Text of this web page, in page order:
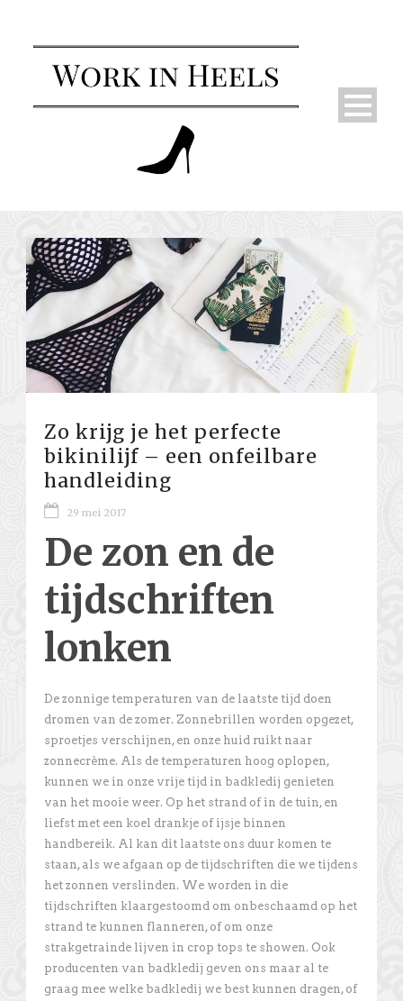
Zo krijg je het perfecte
bikinilijf – een onfeilbare
handleiding
29 mei 2017
De zon en de
tijdschriften
lonken
De zonnige temperaturen van de laatste tijd doen
dromen van de zomer. Zonnebrillen worden opgezet,
sproetjes verschijnen, en onze huid ruikt naar
zonnecrème. Als de temperaturen hoog oplopen,
kunnen we in onze vrije tijd in badkledij genieten
van het mooie weer. Op het strand of in de tuin, en
liefst met een koel drankje of ijsje binnen
handbereik. Al kan dit laatste ons duur komen te
staan, als we afgaan op de tijdschriften die we tijdens
het zonnen verslinden. We worden in die
tijdschriften klaargestoomd om onbeschaamd op het
strand te kunnen flanneren, of om onze
strakgetrainde lijven in crop tops te showen. Ook
producenten van badkledij geven ons maar al te
graag mee welke badkledij we best kunnen dragen, of